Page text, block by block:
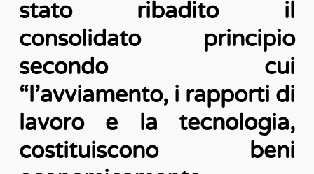
stato ribadito il
consolidato principio
secondo cui
“l’avviamento, i rapporti di
lavoro e la tecnologia,
costituiscono beni